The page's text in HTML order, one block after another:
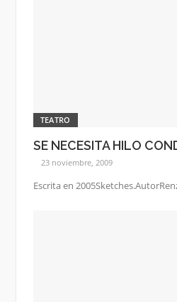
TEATRO
SE NECESITA HILO
23 noviembre, 2009
Escrita en